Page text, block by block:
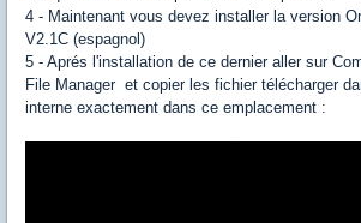
4 - Maintenant vous devez installer la version
V2.1C (espagnol)
5 - Aprés l'installation de ce dernier aller sur
File Manager et copier les fichier télécharger
interne exactement dans ce emplacement :